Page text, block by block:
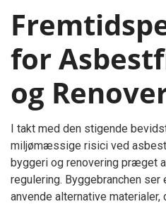
for
og
I takt med den stigende
miljømæssige risici ved
byggeri og renovering præget
regulering. Byggebranchen
anvende alternative